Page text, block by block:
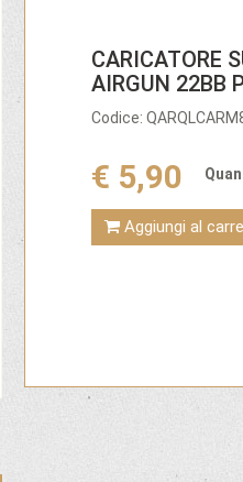
CARICATORE
AIRGUN 22BB
Codice:
€ 5,90
Aggiungi al